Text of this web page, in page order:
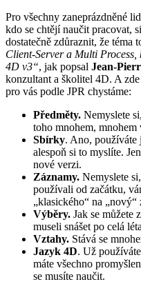
Pro všechny zaneprázdněné
kdo se chtějí naučit pracovat,
dostatečně zdůraznit, že téma
Client-Server a Multi Process,
4D v3“, jak popsal Jean-
konzultant a školitel 4D. A
pro vás podle JPR chystáme:
Předměty. Nemyslete
toho mnohem, mnohem
Sbírky. Ano,
alespoň si to myslíte.
nové verzi.
Záznamy. Nemyslete
používali od začátku,
„klasického“ na „nový“
Výběry. Jak se můžete
museli snášet po celá
Vztahy. Stává se
Jazyk 4D. Už
máte všechno
se musíte naučit.